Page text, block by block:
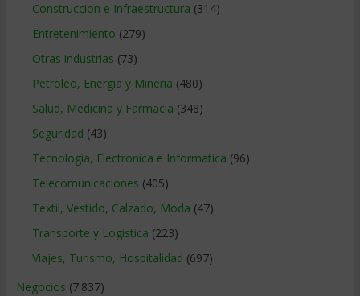
Construccion e Infraestructura (314)
Entretenimiento (279)
Otras industrias (73)
Petroleo, Energia y Mineria (480)
Salud, Medicina y Farmacia (348)
Seguridad (43)
Tecnologia, Electronica e Informatica (96)
Telecomunicaciones (405)
Textil, Vestido, Calzado, Moda (47)
Transporte y Logistica (223)
Viajes, Turismo, Hospitalidad (697)
Negocios (7.837)